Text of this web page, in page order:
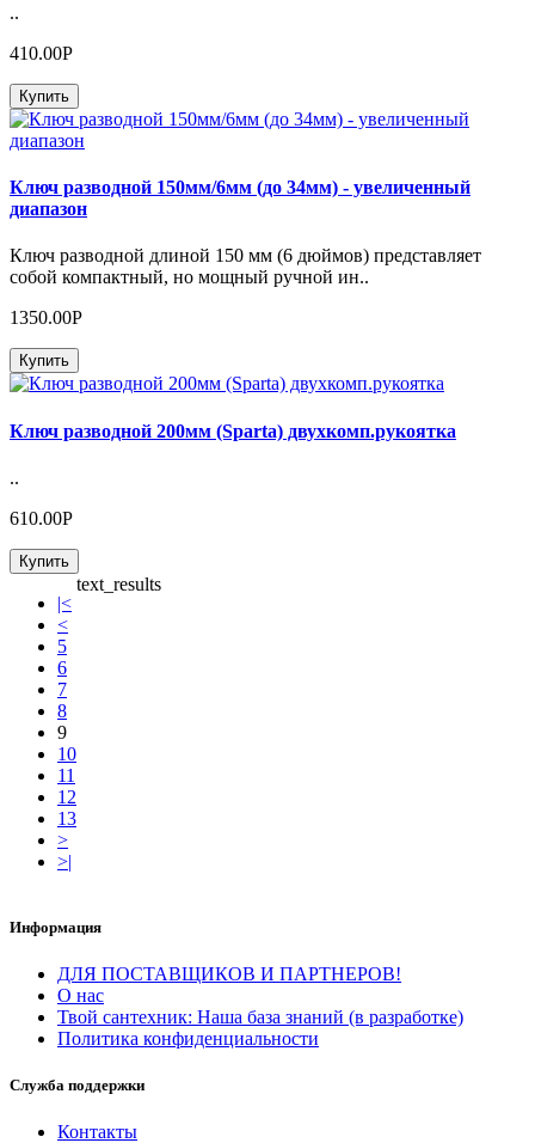
..
410.00Р
Купить
Ключ разводной 150мм/6мм (до 34мм) - увеличенный
диапазон
Ключ разводной длиной 150 мм (6 дюймов) представляет
собой компактный, но мощный ручной ин..
1350.00Р
Купить
Ключ разводной 200мм (Sparta) двухкомп.рукоятка
..
610.00Р
Купить
|<
<
5
6
7
8
9
10
11
12
13
>
>|
text_results
Информация
ДЛЯ ПОСТАВЩИКОВ И ПАРТНЕРОВ!
О нас
Твой сантехник: Наша база знаний (в разработке)
Политика конфиденциальности
Служба поддержки
Контакты